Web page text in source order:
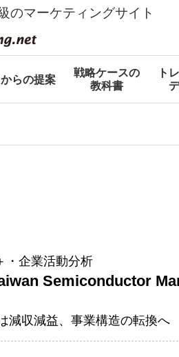
のマーケティングサイト
らの提案
戦略ケースの
教科書
ト
・企業活動分析
Semiconductor
減収減益、事業構造の転換へ